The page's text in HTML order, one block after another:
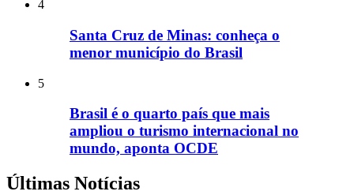
4
Santa Cruz de Minas: conheça o
menor município do Brasil
5
Brasil é o quarto país que mais
ampliou o turismo internacional no
mundo, aponta OCDE
Últimas Notícias